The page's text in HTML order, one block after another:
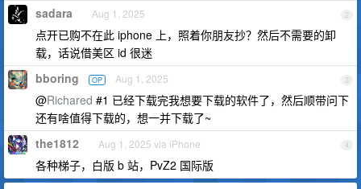
2
sadara Aug 1, 2025
点开已购不在此 iphone 上，照着你朋友抄？然后不需要的卸
载，话说借美区 id 很迷
3
bboring OP Aug 1, 2025
@Richared #1 已经下载完我想要下载的软件了，然后顺带问下
还有啥值得下载的，想一并下载了~
4
the1812 Aug 1, 2025 via iPhone
各种梯子，白版 b 站，PvZ2 国际版